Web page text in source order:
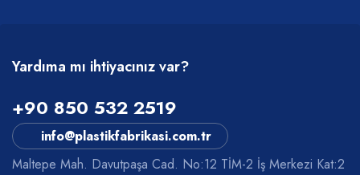
Yardıma mı ihtiyacınız var?
+90 850 532 2519
info@plastikfabrikasi.com.tr
Maltepe Mah. Davutpaşa Cad. No:12 TİM-2 İş Merkezi Kat:2